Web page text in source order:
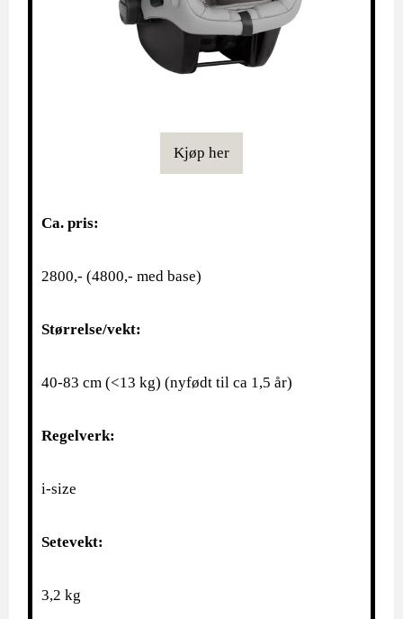
Kjøp her
Ca. pris:
2800,- (4800,- med base)
Størrelse/vekt:
40-83 cm (<13 kg) (nyfødt til ca 1,5 år)
Regelverk:
i-size
Setevekt:
3,2 kg